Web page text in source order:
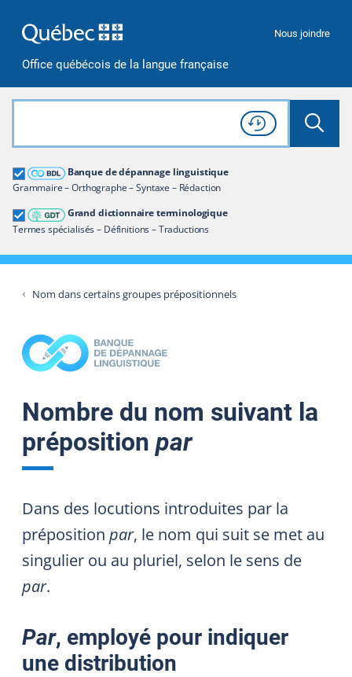
Office québécois de la langue française
Nous joindre
Rechercher dans tout le site
Lancer
Consulter l'
Historique
de recherche
Banque de dépannage linguistique
Grammaire – Orthographe – Syntaxe – Rédaction
Grand dictionnaire terminologique
Termes spécialisés – Définitions – Traductions
Grand dictionnaire terminologique
Restreindre aux termes
Nom dans certains groupes prépositionnels
Nombre du nom suivant la
préposition par
Dans des locutions introduites par la
préposition par, le nom qui suit se met au
singulier ou au pluriel, selon le sens de
par.
Par, employé pour indiquer
une distribution